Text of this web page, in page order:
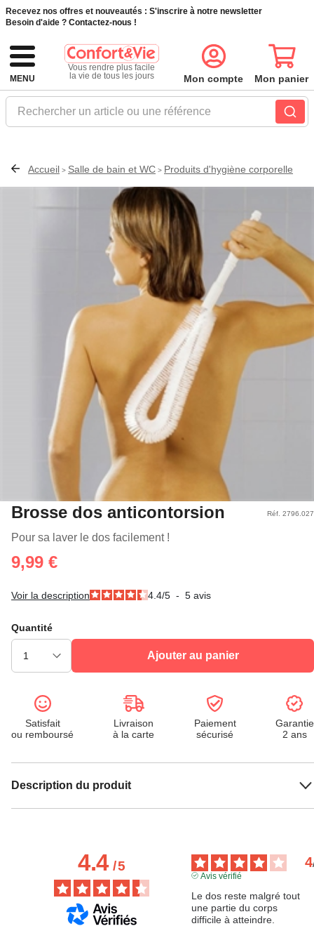
Recevez nos offres et nouveautés : S'inscrire à notre newsletter
Besoin d'aide ? Contactez-nous !
MENU
Vous rendre plus facile
la vie de tous les jours
Rechercher un article ou une référence
Mon compte Mon panier
Accueil > Salle de bain et WC > Produits d'hygiène corporelle
Brosse dos anticontorsion
Pour sa laver le dos facilement !
Réf. 2796.027
9,99 €
Voir la description 4.4/5 - 5 avis
Quantité
Ajouter au panier
Satisfait
ou remboursé
Livraison
à la carte
Paiement
sécurisé
Garantie
2 ans
Description du produit
4.4/5 4
Avis vérifié
Le dos reste malgré tout
une partie du corps
difficile à atteindre.